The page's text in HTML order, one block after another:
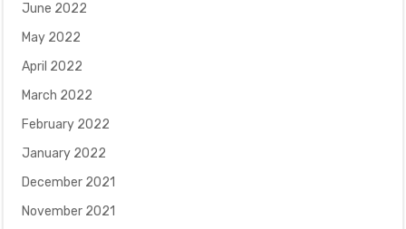
June 2022
May 2022
April 2022
March 2022
February 2022
January 2022
December 2021
November 2021